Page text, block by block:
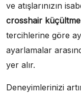
ve atışlarınızın
crosshair küçültme
tercihlerine göre
ayarlamalar
yer alır.
Deneyimlerinizi